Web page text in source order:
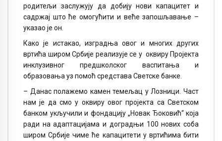
родитељи заслужују да добију нови капацитет и
садржај што ће омогућити и веће запошљавање –
указао је он.
Како је истакао, изградња овог и многих других
вртића широм Србије реализује се у оквиру Пројекта
инклузивног предшколског васпитања и
образовања уз помоћ средстава Светске банке.
– Данас полажемо камен темељац у Лозници. Част
нам је да смо у оквиру овог пројекта са Светском
банком укључили и фондацију „Новак Ђоковић“ која
ради на адаптацијама и доградњи 100 нових соба
широм Србије чиме ће капацитети у вртићима бити